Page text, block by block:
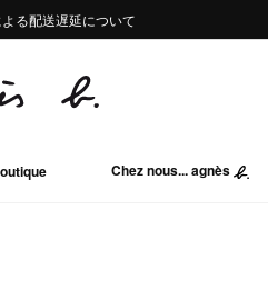
る配送遅延について
る配送遅延について
Chez nous... agnès